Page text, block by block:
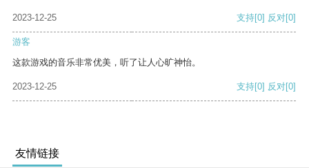
2023-12-25 支持[0] 反对[0]
游客
这款游戏的音乐非常优美，听了让人心旷神怡。
2023-12-25 支持[0] 反对[0]
友情链接